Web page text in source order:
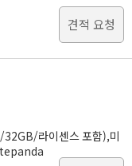
견적 요청
32GB/라이센스 포함),미